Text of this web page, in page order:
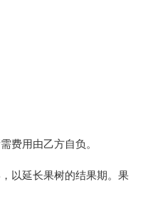
费用由乙方自负。
以延长果树的结果期。果